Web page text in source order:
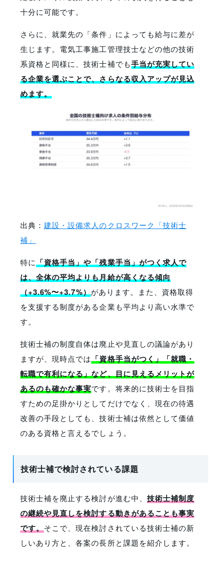
十分に可能です。
さらに、就業先の「条件」によっても給与に差が
生じます。電気工事施工管理技士などの他の技術
系資格と同様に、技術士補でも手当が充実してい
る企業を選ぶことで、さらなる収入アップが見込
めます。
出典：建設・設備求人のクロスワーク「技術士
補」
特に「資格手当」や「残業手当」がつく求人で
は、全体の平均よりも月給が高くなる傾向
（+3.6%〜+3.7%）があります。また、資格取得
を支援する制度がある企業も平均より高い水準で
す。
技術士補の制度自体は廃止や見直しの議論があり
ますが、現時点では「資格手当がつく」「就職・
転職で有利になる」など、目に見えるメリットが
あるのも確かな事実です。将来的に技術士を目指
すための足掛かりとしてだけでなく、現在の待遇
改善の手段としても、技術士補は依然として価値
のある資格と言えるでしょう。
技術士補で検討されている課題
技術士補を廃止する検討が進む中、 技術士補制度
の継続や見直しを検討する動きがあることも事実
です。そこで、現在検討されている技術士補の新
しいあり方と、各案の長所と課題を紹介します。